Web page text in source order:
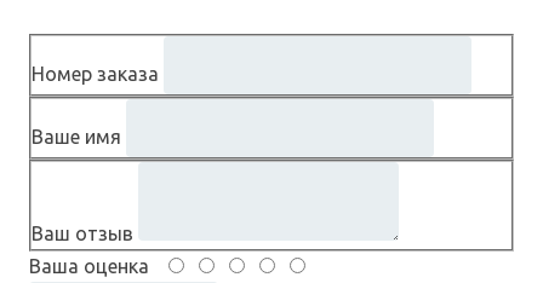
Номер заказа
Ваше имя
Ваш отзыв
Ваша оценка